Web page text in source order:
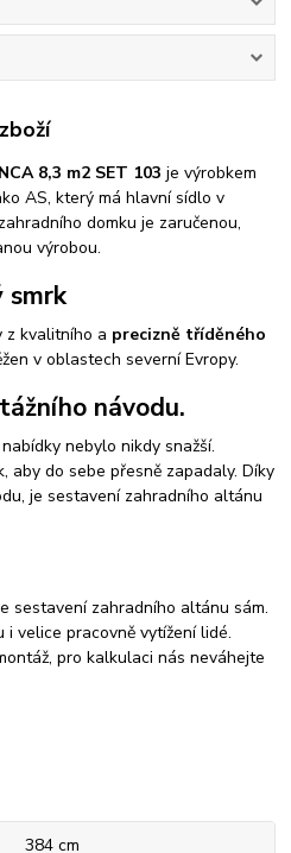
8,3 m2 SET 103 je výrobkem
AS, který má hlavní sídlo v
domku je zaručenou,
výrobou.
smrk
z kvalitního a precizně tříděného
v oblastech severní Evropy.
návodu.
nebylo nikdy snažší.
aby do sebe přesně zapadaly. Díky
je sestavení zahradního altánu
sestavení zahradního altánu sám.
i velice pracovně vytížení lidé.
pro kalkulaci nás neváhejte
384 cm